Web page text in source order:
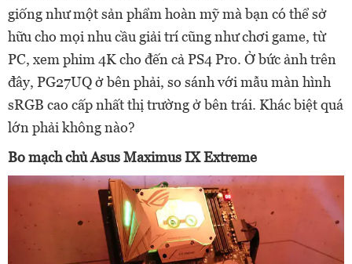
giống như một sản phẩm hoàn mỹ mà bạn có thể sở
hữu cho mọi nhu cầu giải trí cũng như chơi game, từ
PC, xem phim 4K cho đến cả PS4 Pro. Ở bức ảnh trên
đây, PG27UQ ở bên phải, so sánh với mẫu màn hình
sRGB cao cấp nhất thị trường ở bên trái. Khác biệt quá
lớn phải không nào?
Bo mạch chủ Asus Maximus IX Extreme